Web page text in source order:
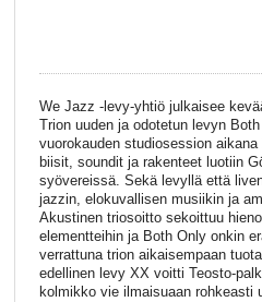
We Jazz -levy-yhtiö julkaisee
Trion uuden ja odotetun levyn
vuorokauden studiosession
biisit, soundit ja rakenteet luotiin
syövereissä. Sekä levyllä että
jazzin, elokuvallisen musiikin ja
Akustinen triosoitto sekoittuu
elementteihin ja Both Only onkin
verrattuna trion aikaisempaan
edellinen levy XX voitti Teosto-
kolmikko vie ilmaisuaan rohkeasti